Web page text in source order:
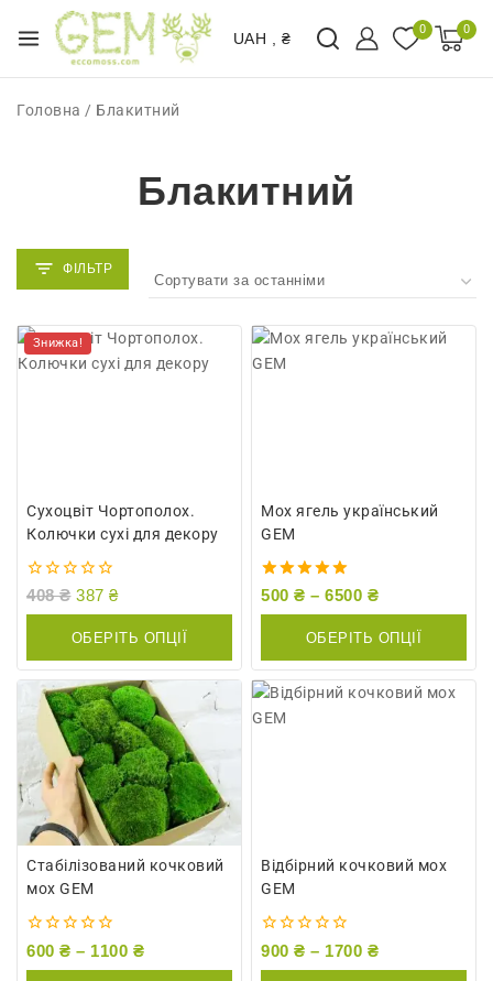
UAH , ₴
0 0
Головна / Блакитний
Блакитний
Знижка!
Сухоцвіт Чортополох.
Колючки сухі для декору
0
408₴ 387 ₴
ОБЕРІТЬ ОПЦІЇ
Мох ягель український
GEM
5.00
500 ₴ – 6500 ₴
ОБЕРІТЬ ОПЦІЇ
Стабілізований кочковий
мох GEM
0
600 ₴ – 1100 ₴
Відбірний кочковий мох
GEM
0
900 ₴ – 1700 ₴